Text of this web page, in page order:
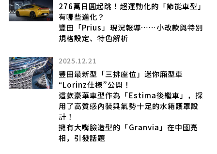
276萬日圓起跳！超運動化的「節能車型」
有哪些進化？
豐田「Prius」現況報導……小改款與特別
規格設定、特色解析
2025.12.21
豐田最新型「三排座位」迷你廂型車
“Lorinz仕様”公開！
這款豪華車型作為「Estima後繼車」，採
用了高質感內裝與氣勢十足的水箱護罩設
計！
擁有大嘴臉造型的「Granvia」在中國亮
相，引發話題